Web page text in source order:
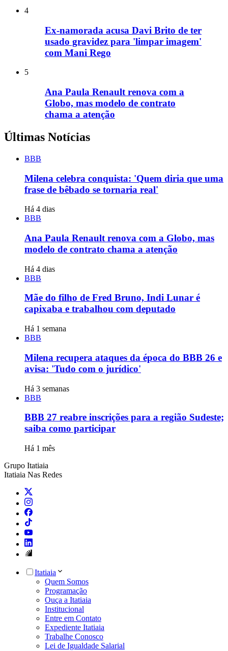
4
Ex-namorada acusa Davi Brito de ter
usado gravidez para 'limpar imagem'
com Mani Rego
5
Ana Paula Renault renova com a
Globo, mas modelo de contrato
chama a atenção
Últimas Notícias
BBB
Milena celebra conquista: 'Quem diria que uma
frase de bêbado se tornaria real'
Há 4 dias
BBB
Ana Paula Renault renova com a Globo, mas
modelo de contrato chama a atenção
Há 4 dias
BBB
Mãe do filho de Fred Bruno, Indi Lunar é
capixaba e trabalhou com deputado
Há 1 semana
BBB
Milena recupera ataques da época do BBB 26 e
avisa: 'Tudo com o jurídico'
Há 3 semanas
BBB
BBB 27 reabre inscrições para a região Sudeste;
saiba como participar
Há 1 mês
Grupo Itatiaia
Itatiaia Nas Redes
Itatiaia
Quem Somos
Programação
Ouça a Itatiaia
Institucional
Entre em Contato
Expediente Itatiaia
Trabalhe Conosco
Lei de Igualdade Salarial